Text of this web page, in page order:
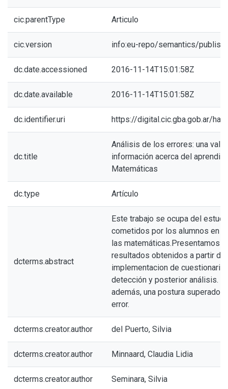
cic.parentType Articulo
cic.version info:eu-repo/semantics/
dc.date.accessioned 2016-11-14T15:01:58Z
dc.date.available 2016-11-14T15:01:58Z
dc.identifier.uri https://digital.cic.gba.gob.ar/
dc.title
Análisis de los errores: una
información acerca del
Matemáticas
dc.type Artículo
dcterms.abstract
Este trabajo se ocupa del
cometidos por los alumnos en
las matemáticas.Presentamos
resultados obtenidos a partir de
implementacion de
detección y posterior análisis.
además, una postura
error.
dcterms.creator.author del Puerto, Silvia
dcterms.creator.author Minnaard, Claudia Lidia
dcterms.creator.author Seminara, Silvia